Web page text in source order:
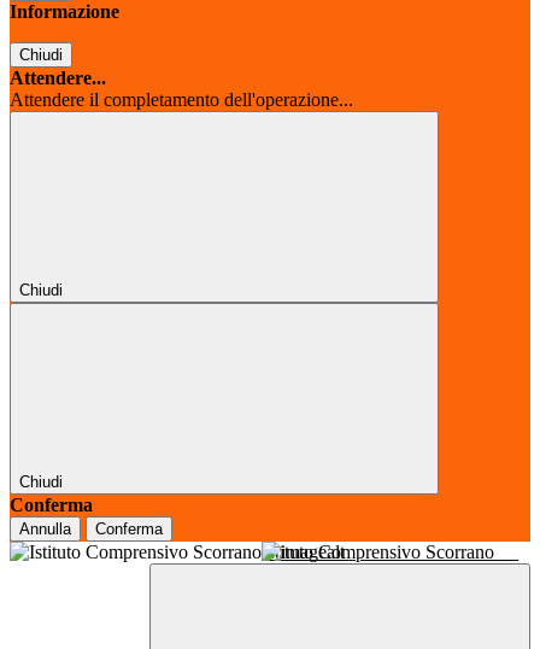
Informazione
Chiudi
Attendere...
Attendere il completamento dell'operazione...
Chiudi
Chiudi
Conferma
Annulla Conferma
Istituto Comprensivo Scorrano